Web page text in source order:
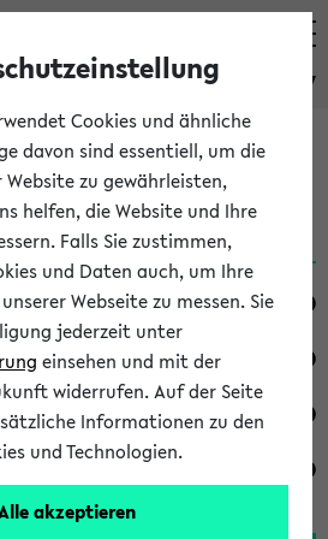
eKVV
eKVV
Cookies und ähnliche
davon sind essentiell, um die
zu gewährleisten,
helfen, die Website und Ihre
Falls Sie zustimmen,
und Daten auch, um Ihre
Webseite zu messen. Sie
jederzeit unter
einsehen und mit der
widerrufen. Auf der Seite
Informationen zu den
und Technologien.
akzeptieren